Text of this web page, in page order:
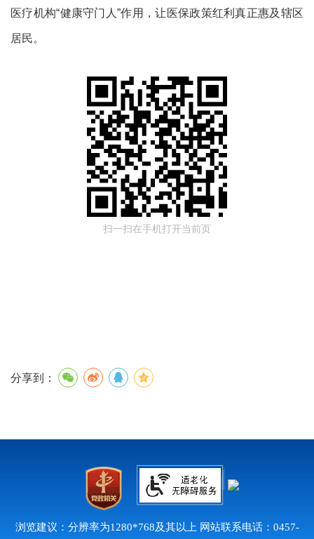
医疗机构“健康守门人”作用，让医保政策红利真正惠及辖区
居民。
扫一扫在手机打开当前页
分享到：
浏览建议：分辨率为1280*768及其以上 网站联系电话：0457-